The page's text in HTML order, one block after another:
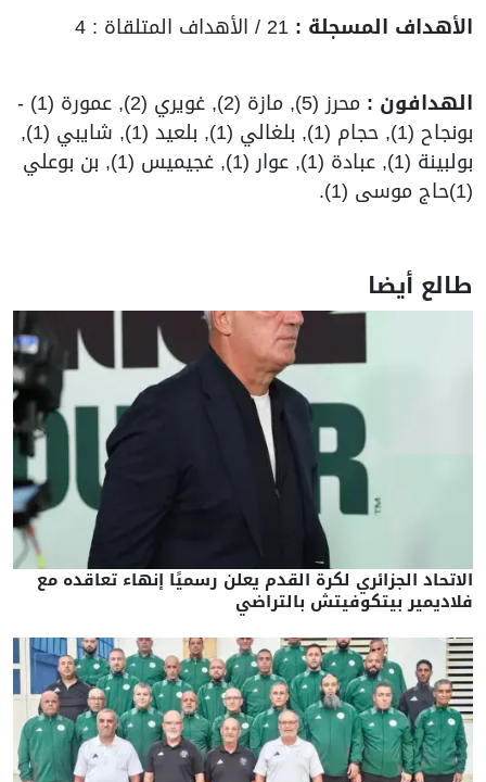
الأهداف المسجلة :
21 / الأهداف المتلقاة : 4
الهدافون : محرز (5), مازة (2), غويري (2), عمورة (1) -
بونجاح (1), حجام (1), بلغالي (1), بلعيد (1), شايبي (1),
بولبينة (1), عبادة (1), عوار (1), غجيميس (1), بن بوعلي
(1)حاج موسى (1).
طالع أيضا
الاتحاد الجزائري لكرة القدم يعلن رسميًا إنهاء تعاقده مع
فلاديمير بيتكوفيتش بالتراضي